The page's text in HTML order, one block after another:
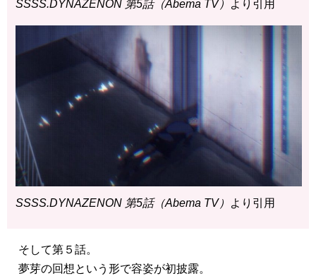
SSSS.DYNAZENON 第5話（Abema TV） より引用
SSSS.DYNAZENON 第5話（Abema TV） より引用
そして第５話。
夢芽の回想という形で容姿が初披露。